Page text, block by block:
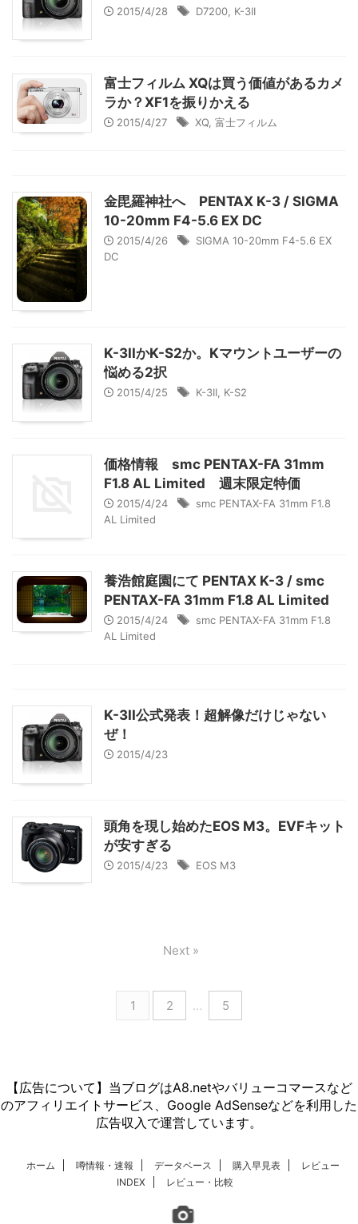
2015/4/28 D7200 K-3II
富士フィルム XQは買う価値があるカメ
ラか？XF1を振りかえる
2015/4/27 XQ 富士フィルム
金毘羅神社へ PENTAX K-3 / SIGMA
10-20mm F4-5.6 EX DC
2015/4/26
SIGMA 10-20mm F4-5.6 EX
DC
K-3IIかK-S2か。Kマウントユーザーの
悩める2択
2015/4/25 K-3II, K-S2
価格情報 smc PENTAX-FA 31mm
F1.8 AL Limited 週末限定特価
2015/4/24
smc PENTAX-FA 31mm F1.8
AL Limited
養浩館庭園にて PENTAX K-3 / smc
PENTAX-FA 31mm F1.8 AL Limited
2015/4/24
smc PENTAX-FA 31mm F1.8
AL Limited
K-3II公式発表！超解像だけじゃない
ぜ！
2015/4/23
頭角を現し始めたEOS M3。EVFキット
が安すぎる
2015/4/23 EOS M3
1 2 … 5
Next »
【広告について】当ブログはA8.netやバリューコマースなど
のアフィリエイトサービス、Google AdSenseなどを利用した
広告収入で運営しています。
ホーム 噂情報・速報 データベース 購入早見表
レビュー
INDEX
レビュー・比較